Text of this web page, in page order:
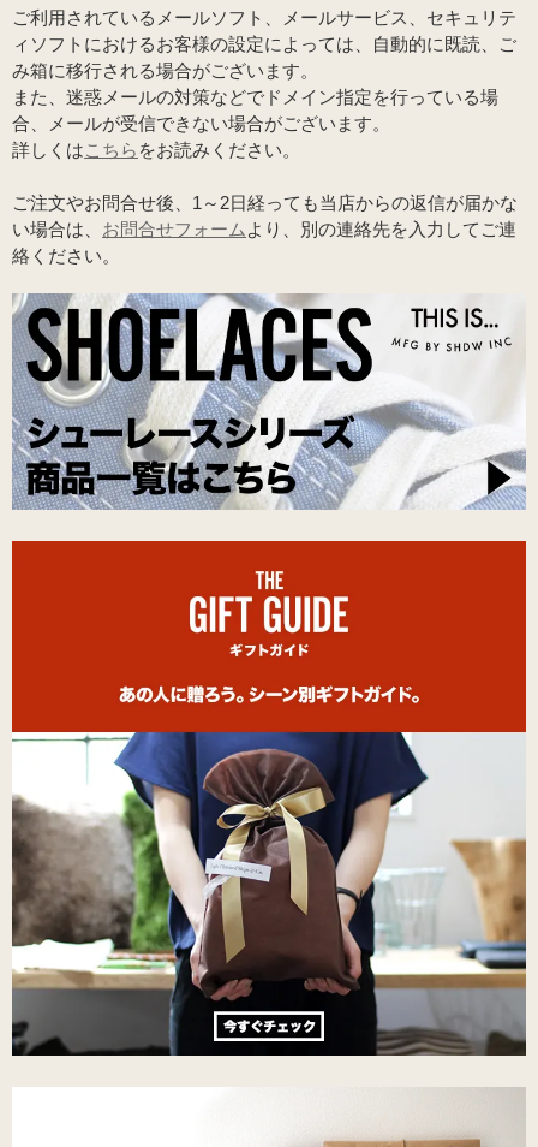
ご利用されているメールソフト、メールサービス、セキュリテ
ィソフトにおけるお客様の設定によっては、自動的に既読、ご
み箱に移行される場合がございます。
また、迷惑メールの対策などでドメイン指定を行っている場
合、メールが受信できない場合がございます。
詳しくはこちら をお読みください。
ご注文やお問合せ後、1～2日経っても当店からの返信が届かな
い場合は、 お問合せフォームより、別の連絡先を入力してご連
絡ください。